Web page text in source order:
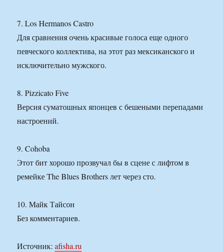
7. Los Hermanos Castro
Для сравнения очень красивые голоса еще одного
певческого коллектива, на этот раз мексиканского и
исключительно мужского.
8. Pizzicato Five
Версия суматошных японцев с бешеными перепадами
настроений.
9. Cohoba
Этот бит хорошо прозвучал бы в сцене с лифтом в
ремейке The Blues Brothers лет через сто.
10. Майк Тайсон
Без комментариев.
Источник:afisha.ru